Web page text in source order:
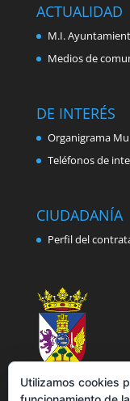
ACTUALIDAD
M.I.
Medios de
DE INTERÉS
Organigrama
Teléfonos de
CIUDADANÍA
Perfil del
Utilizamos cookies